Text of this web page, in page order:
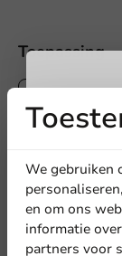
Locatie
Toepassing
We gebruiken
en om ons
informatie
partners voor